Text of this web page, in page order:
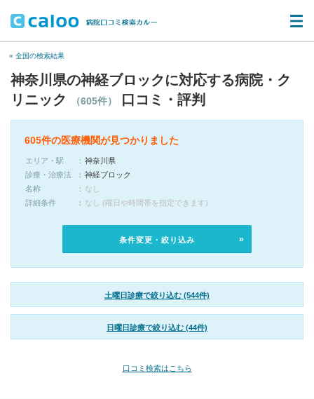
« 全国の検索結果
神奈川県の神経ブロックに対応する病院・ク
リニック
（605件） 口コミ・評判
605件の医療機関が見つかりました
エリア・駅
神奈川県
診療・治療法
神経ブロック
名称
なし
詳細条件
なし (曜日や時間帯を指定できます)
条件変更・絞り込み
土曜日診療で絞り込む (544件)
日曜日診療で絞り込む (44件)
口コミ検索はこちら